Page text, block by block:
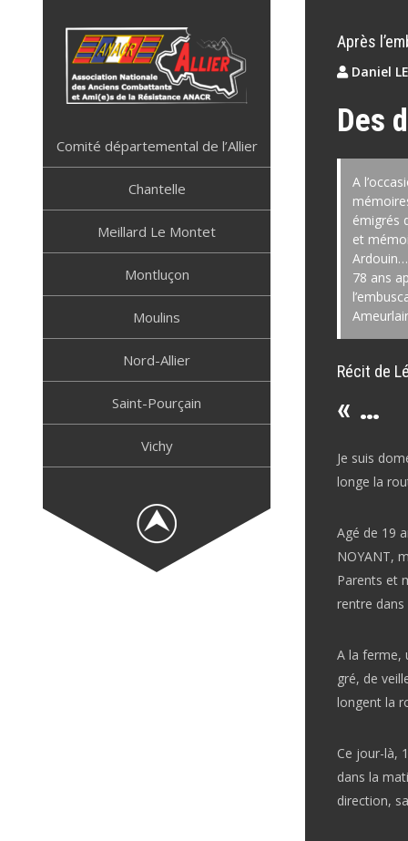
Comité départemental de l’Allier
Chantelle
Meillard Le Montet
Montluçon
Moulins
Nord-Allier
Saint-Pourçain
Vichy
Après
Daniel
Des
A
émigrés
et
Ardouin…
78 ans
Récit de
« …
Je suis
longe la
Agé de 19
NOYANT,
Parents et
rentre
A la ferme,
gré, de
longent la
Ce jour-là,
dans la
direction,